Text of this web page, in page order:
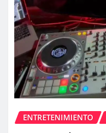
ENTRETENIMIENTO